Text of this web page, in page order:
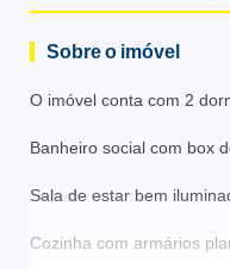
Sobre o imóvel
O imóvel conta com 2
Banheiro social com box
Sala de estar bem
Cozinha com armários